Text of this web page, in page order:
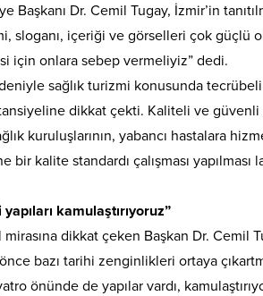
Başkanı Dr. Cemil Tugay, İzmir’in
sloganı, içeriği ve görselleri çok güçlü
için onlara sebep vermeliyiz” dedi.
sağlık turizmi konusunda
dikkat çekti. Kaliteli ve
kuruluşlarının, yabancı hastalara
bir kalite standardı çalışması yapılması
kamulaştırıyoruz”
dikkat çeken Başkan Dr. Cemil
önce bazı tarihi zenginlikleri ortaya
önünde de yapılar vardı,